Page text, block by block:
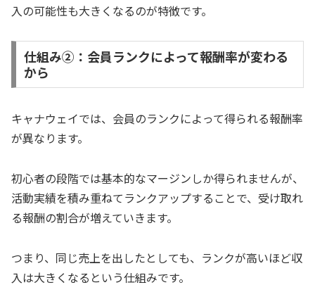
入の可能性も大きくなるのが特徴です。
仕組み②：会員ランクによって報酬率が変わる
から
キャナウェイでは、会員のランクによって得られる報酬率
が異なります。
初心者の段階では基本的なマージンしか得られませんが、
活動実績を積み重ねてランクアップすることで、受け取れ
る報酬の割合が増えていきます。
つまり、同じ売上を出したとしても、ランクが高いほど収
入は大きくなるという仕組みです。